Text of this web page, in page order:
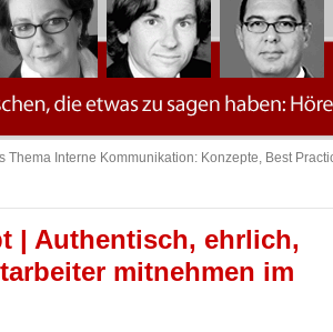
Thema Interne Kommunikation: Konzepte, Best
| Authentisch, ehrlich,
mitnehmen im